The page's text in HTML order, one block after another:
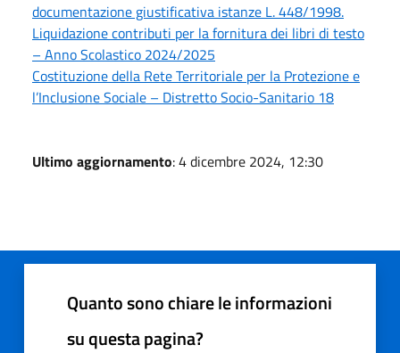
documentazione giustificativa istanze L. 448/1998.
Liquidazione contributi per la fornitura dei libri di testo
– Anno Scolastico 2024/2025
Costituzione della Rete Territoriale per la Protezione e
l’Inclusione Sociale – Distretto Socio-Sanitario 18
Ultimo aggiornamento: 4 dicembre 2024, 12:30
Quanto sono chiare le informazioni
su questa pagina?